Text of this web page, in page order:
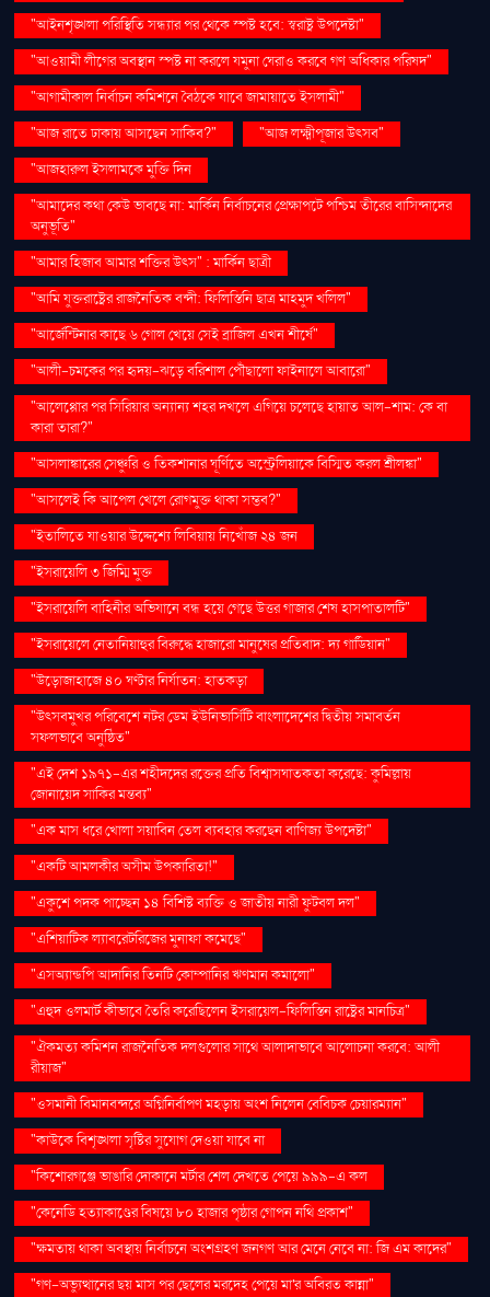
"আইনশৃঙ্খলা পরিস্থিতি সন্ধ্যার পর থেকে স্পষ্ট হবে: স্বরাষ্ট্র উপদেষ্টা"
"আওয়ামী লীগের অবস্থান স্পষ্ট না করলে যমুনা ঘেরাও করবে গণ অধিকার পরিষদ"
"আগামীকাল নির্বাচন কমিশনে বৈঠকে যাবে জামায়াতে ইসলামী"
"আজ রাতে ঢাকায় আসছেন সাকিব?"
"আজ লক্ষ্মীপূজার উৎসব"
"আজহারুল ইসলামকে মুক্তি দিন
"আমাদের কথা কেউ ভাবছে না: মার্কিন নির্বাচনের প্রেক্ষাপটে পশ্চিম তীরের বাসিন্দাদের
অনুভূতি"
"আমার হিজাব আমার শক্তির উৎস" : মার্কিন ছাত্রী
"আমি যুক্তরাষ্ট্রের রাজনৈতিক বন্দী: ফিলিস্তিনি ছাত্র মাহমুদ খলিল"
"আর্জেন্টিনার কাছে ৬ গোল খেয়ে সেই ব্রাজিল এখন শীর্ষে"
"আলী-চমকের পর হৃদয়-ঝড়ে বরিশাল পৌঁছালো ফাইনালে আবারো"
"আলেপ্পোর পর সিরিয়ার অন্যান্য শহর দখলে এগিয়ে চলেছে হায়াত আল-শাম: কে বা
কারা তারা?"
"আসলাঙ্কারের সেঞ্চুরি ও তিকশানার ঘূর্ণিতে অস্ট্রেলিয়াকে বিস্মিত করল শ্রীলঙ্কা"
"আসলেই কি আপেল খেলে রোগমুক্ত থাকা সম্ভব?"
"ইতালিতে যাওয়ার উদ্দেশ্যে লিবিয়ায় নিখোঁজ ২৪ জন
"ইসরায়েলি ৩ জিম্মি মুক্ত
"ইসরায়েলি বাহিনীর অভিযানে বন্ধ হয়ে গেছে উত্তর গাজার শেষ হাসপাতালটি"
"ইসরায়েলে নেতানিয়াহুর বিরুদ্ধে হাজারো মানুষের প্রতিবাদ: দ্য গার্ডিয়ান"
"উড়োজাহাজে ৪০ ঘণ্টার নির্যাতন: হাতকড়া
"উৎসবমুখর পরিবেশে নটর ডেম ইউনিভার্সিটি বাংলাদেশের দ্বিতীয় সমাবর্তন
সফলভাবে অনুষ্ঠিত"
"এই দেশ ১৯৭১-এর শহীদদের রক্তের প্রতি বিশ্বাসঘাতকতা করেছে: কুমিল্লায়
জোনায়েদ সাকির মন্তব্য"
"এক মাস ধরে খোলা সয়াবিন তেল ব্যবহার করছেন বাণিজ্য উপদেষ্টা"
"একটি আমলকীর অসীম উপকারিতা!"
"একুশে পদক পাচ্ছেন ১৪ বিশিষ্ট ব্যক্তি ও জাতীয় নারী ফুটবল দল"
"এশিয়াটিক ল্যাবরেটরিজের মুনাফা কমেছে"
"এসঅ্যান্ডপি আদানির তিনটি কোম্পানির ঋণমান কমালো"
"এহুদ ওলমার্ট কীভাবে তৈরি করেছিলেন ইসরায়েল-ফিলিস্তিন রাষ্ট্রের মানচিত্র"
"ঐকমত্য কমিশন রাজনৈতিক দলগুলোর সাথে আলাদাভাবে আলোচনা করবে: আলী
রীয়াজ"
"ওসমানী বিমানবন্দরে অগ্নিনির্বাপণ মহড়ায় অংশ নিলেন বেবিচক চেয়ারম্যান"
"কাউকে বিশৃঙ্খলা সৃষ্টির সুযোগ দেওয়া যাবে না
"কিশোরগঞ্জে ভাঙারি দোকানে মর্টার শেল দেখতে পেয়ে ৯৯৯-এ কল
"কেনেডি হত্যাকাণ্ডের বিষয়ে ৮০ হাজার পৃষ্ঠার গোপন নথি প্রকাশ"
"ক্ষমতায় থাকা অবস্থায় নির্বাচনে অংশগ্রহণ জনগণ আর মেনে নেবে না: জি এম কাদের"
"গণ–অভ্যুত্থানের ছয় মাস পর ছেলের মরদেহ পেয়ে মা'র অবিরত কান্না"